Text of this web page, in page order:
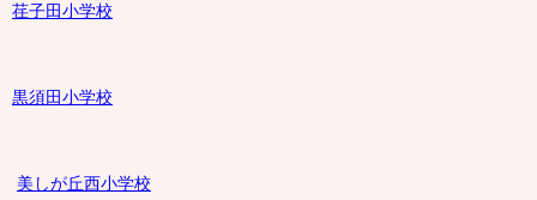
荏子田小学校
黒須田小学校
美しが丘西小学校